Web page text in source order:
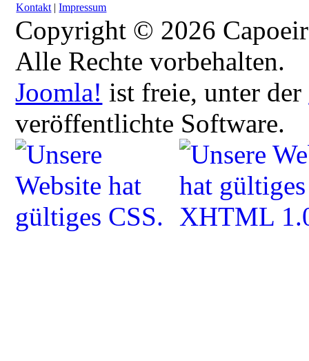
Kontakt |Impressum
Copyright © 2026
Alle Rechte vorbehalten.
Joomla! ist freie, unter der
veröffentlichte Software.